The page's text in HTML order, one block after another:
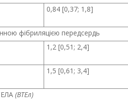
0,84 [0,37; 1,8]
фібриляцією передсердь
1,2 [0,51; 2,4]
1,5 [0,61; 3,4]
(ВТЕл)